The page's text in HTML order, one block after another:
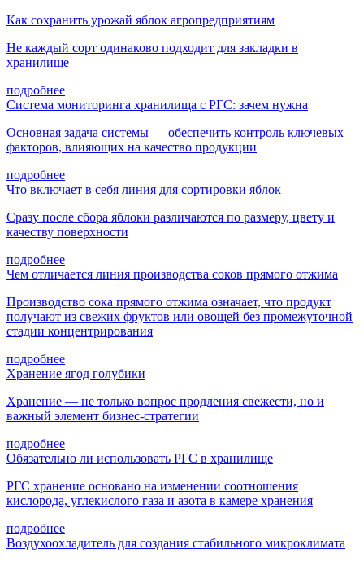
Как сохранить урожай яблок агропредприятиям
Не каждый сорт одинаково подходит для закладки в
хранилище
подробнее
Система мониторинга хранилища с РГС: зачем нужна
Основная задача системы — обеспечить контроль ключевых
факторов, влияющих на качество продукции
подробнее
Что включает в себя линия для сортировки яблок
Сразу после сбора яблоки различаются по размеру, цвету и
качеству поверхности
подробнее
Чем отличается линия производства соков прямого отжима
Производство сока прямого отжима означает, что продукт
получают из свежих фруктов или овощей без промежуточной
стадии концентрирования
подробнее
Хранение ягод голубики
Хранение — не только вопрос продления свежести, но и
важный элемент бизнес-стратегии
подробнее
Обязательно ли использовать РГС в хранилище
РГС хранение основано на изменении соотношения
кислорода, углекислого газа и азота в камере хранения
подробнее
Воздухоохладитель для создания стабильного микроклимата